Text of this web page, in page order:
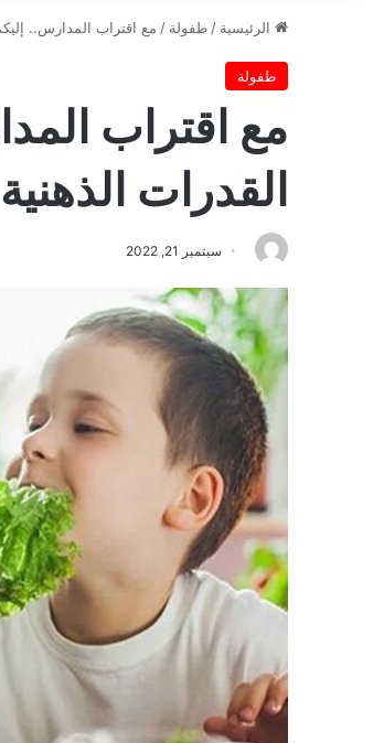
الرئيسية / طفولة / مع اقتراب المدارس..
طفولة
مع اقتراب
القدرات
سبتمبر 21, 2022